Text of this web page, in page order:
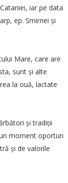
iar pe data
ep. Smirnei și
Mare, care are
sunt și alte
la ouă, lactate
și tradiții
moment oportun
și de valorile